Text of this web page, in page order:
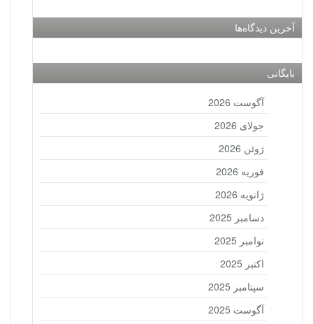
آخرین دیدگاه‌ها
بایگانی
آگوست 2026
جولای 2026
ژوئن 2026
فوریه 2026
ژانویه 2026
دسامبر 2025
نوامبر 2025
اکتبر 2025
سپتامبر 2025
آگوست 2025